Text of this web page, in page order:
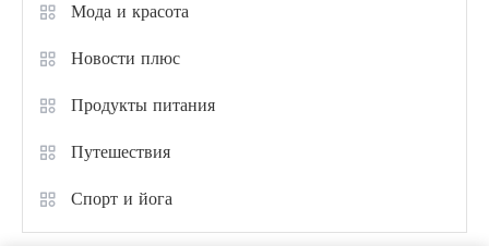
Мода и красота
Новости плюс
Продукты питания
Путешествия
Спорт и йога